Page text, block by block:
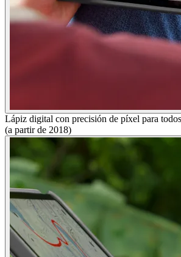
Lápiz digital con precisión de píxel para
(a partir de 2018)